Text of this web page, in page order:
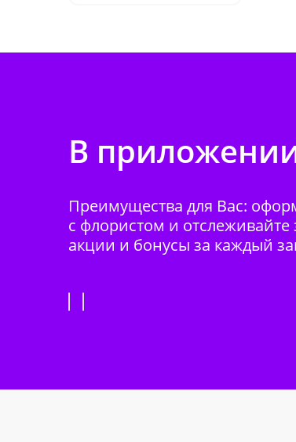
В
Преимущества для Вас:
с флористом и
акции и бонусы за каждый